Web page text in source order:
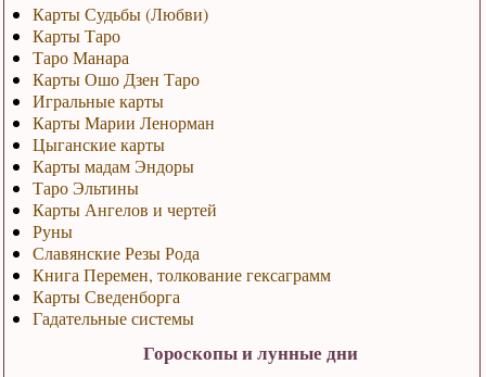
Карты Судьбы (Любви)
Карты Таро
Таро Манара
Карты Ошо Дзен Таро
Игральные карты
Карты Марии Ленорман
Цыганские карты
Карты мадам Эндоры
Таро Эльтины
Карты Ангелов и чертей
Руны
Славянские Резы Рода
Книга Перемен, толкование гексаграмм
Карты Сведенборга
Гадательные системы
Гороскопы и лунные дни